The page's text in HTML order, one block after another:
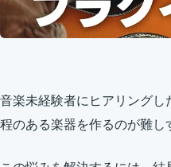
音楽未経験者にヒアリング
程のある楽器を作るのが難し